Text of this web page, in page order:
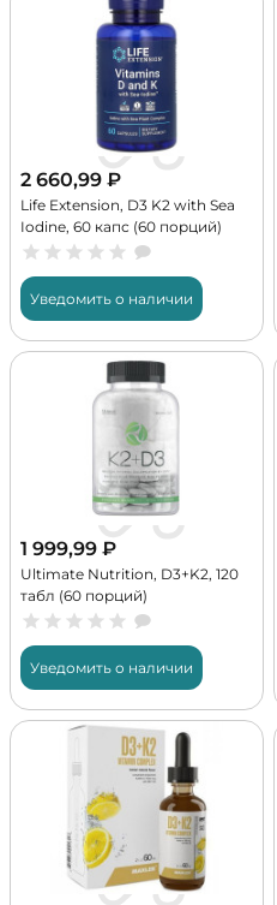
2 660,99 ₽
Life Extension, D3 K2 with Sea
Iodine, 60 капс (60 порций)
Уведомить о наличии
1 999,99 ₽
Ultimate Nutrition, D3+K2, 120
табл (60 порций)
Уведомить о наличии